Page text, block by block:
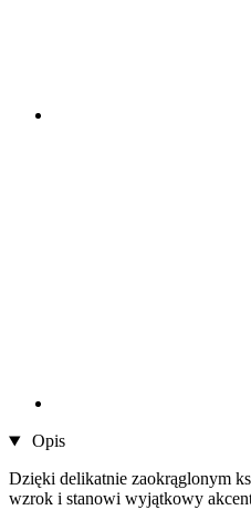
Opis
Dzięki delikatnie zaokrąglonym
wzrok i stanowi wyjątkowy